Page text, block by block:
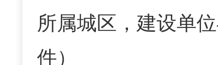
所属城区，建设单
件）